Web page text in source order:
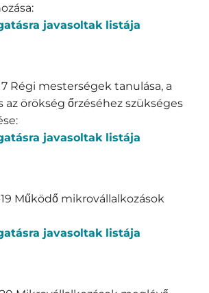
javasoltak listája
17 Régi mesterségek tanulása, a
örökség őrzéséhez szükséges
javasoltak listája
19 Működő mikrovállalkozások
javasoltak listája